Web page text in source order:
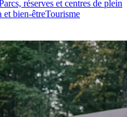
réserves et centres de plein
et bien-êtreTourisme